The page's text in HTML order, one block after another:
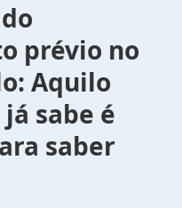
prévio no
Aquilo
sabe é
saber